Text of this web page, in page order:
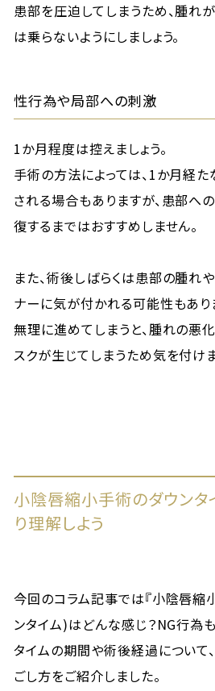
患部を圧迫してしまうため、腫れ
は乗らないようにしましょう。
性行為や局部への刺激
1か月程度は控えましょう。
手術の方法によっては、1か月経
される場合もありますが、患部へ
復するまではおすすめしません。
また、術後しばらくは患部の腫れ
ナーに気が付かれる可能性もあり
無理に進めてしまうと、腫れの悪
スクが生じてしまうため気を付けま
小陰唇縮小手術のダウンタ
り理解しよう
今回のコラム記事では『小陰唇
ンタイム)はどんな感じ？NG行為
タイムの期間や術後経過について
ごし方をご紹介しました。